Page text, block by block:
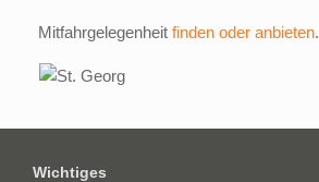
Mitfahrgelegenheit finden oder anbieten.
Wichtiges